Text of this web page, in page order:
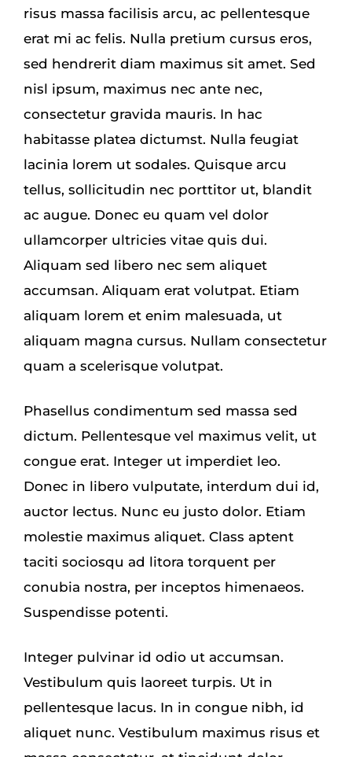
risus massa facilisis arcu, ac pellentesque
erat mi ac felis. Nulla pretium cursus eros,
sed hendrerit diam maximus sit amet. Sed
nisl ipsum, maximus nec ante nec,
consectetur gravida mauris. In hac
habitasse platea dictumst. Nulla feugiat
lacinia lorem ut sodales. Quisque arcu
tellus, sollicitudin nec porttitor ut, blandit
ac augue. Donec eu quam vel dolor
ullamcorper ultricies vitae quis dui.
Aliquam sed libero nec sem aliquet
accumsan. Aliquam erat volutpat. Etiam
aliquam lorem et enim malesuada, ut
aliquam magna cursus. Nullam consectetur
quam a scelerisque volutpat.
Phasellus condimentum sed massa sed
dictum. Pellentesque vel maximus velit, ut
congue erat. Integer ut imperdiet leo.
Donec in libero vulputate, interdum dui id,
auctor lectus. Nunc eu justo dolor. Etiam
molestie maximus aliquet. Class aptent
taciti sociosqu ad litora torquent per
conubia nostra, per inceptos himenaeos.
Suspendisse potenti.
Integer pulvinar id odio ut accumsan.
Vestibulum quis laoreet turpis. Ut in
pellentesque lacus. In in congue nibh, id
aliquet nunc. Vestibulum maximus risus et